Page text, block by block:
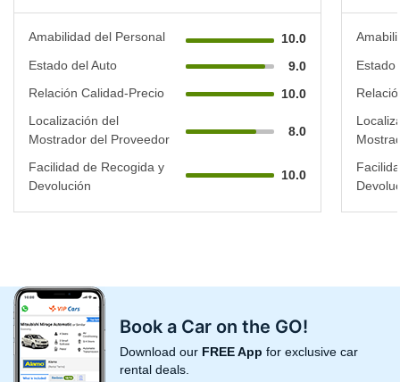
Amabilidad del Personal
10.0
Estado del Auto
9.0
Relación Calidad-Precio
10.0
Localización del
Mostrador del Proveedor
8.0
Facilidad de Recogida y
Devolución
10.0
Estado
Book a Car on the GO!
Download our FREE App for exclusive car
rental deals.